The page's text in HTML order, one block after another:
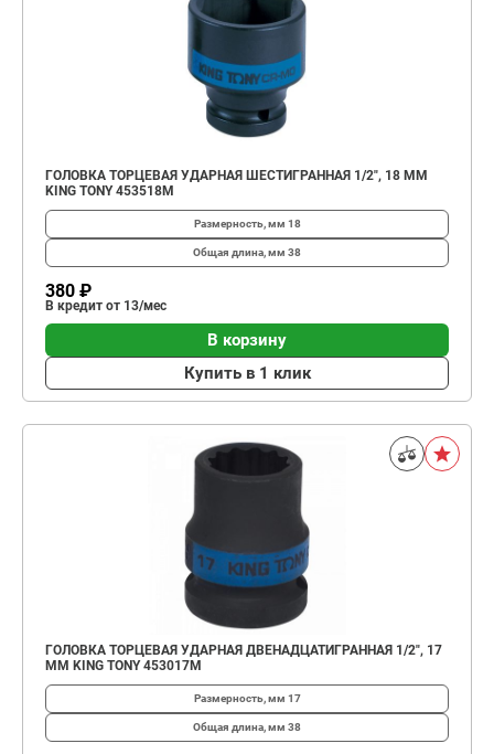
ГОЛОВКА ТОРЦЕВАЯ УДАРНАЯ ШЕСТИГРАННАЯ 1/2", 18 ММ
KING TONY 453518M
Размерность, мм 18
Общая длина, мм 38
380 ₽
В кредит от 13/мес
В корзину
Купить в 1 клик
ГОЛОВКА ТОРЦЕВАЯ УДАРНАЯ ДВЕНАДЦАТИГРАННАЯ 1/2", 17
ММ KING TONY 453017M
Размерность, мм 17
Общая длина, мм 38